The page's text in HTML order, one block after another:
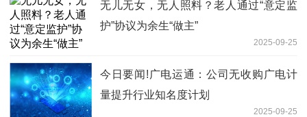
无儿无女，无人照料？老人通过“意定监
护”协议为余生“做主”
2025-09-25
今日要闻!广电运通：公司无收购广电计
量提升行业知名度计划
2025-09-25